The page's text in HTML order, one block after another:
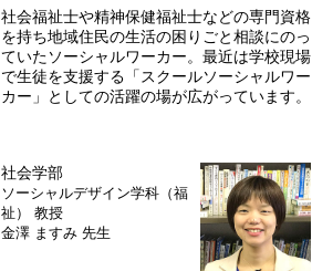
社会福祉士や精神保健福祉士などの専門資格
を持ち地域住民の生活の困りごと相談にのっ
ていたソーシャルワーカー。最近は学校現場
で生徒を支援する「スクールソーシャルワー
カー」としての活躍の場が広がっています。
社会学部
ソーシャルデザイン学科（福
祉） 教授
金澤 ますみ 先生